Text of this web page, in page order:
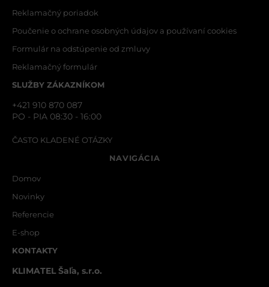
Reklamačný poriadok
Poučenie o ochrane osobných údajov a používaní cookies
Formulár na odstúpenie od zmluvy
Reklamačný formulár
SLUŽBY ZÁKAZNÍKOM
+421 910 870 087
PO - PIA 08:30 - 16:00
ČASTO KLADENÉ OTÁZKY
NAVIGÁCIA
Domov
Novinky
Referencie
E-shop
KONTAKTY
KLIMATEL Šaľa, s.r.o.